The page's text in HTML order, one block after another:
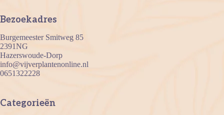
Bezoekadres
Burgemeester Smitweg 85
2391NG
Hazerswoude-Dorp
info@vijverplantenonline.nl
0651322228
Categorieën